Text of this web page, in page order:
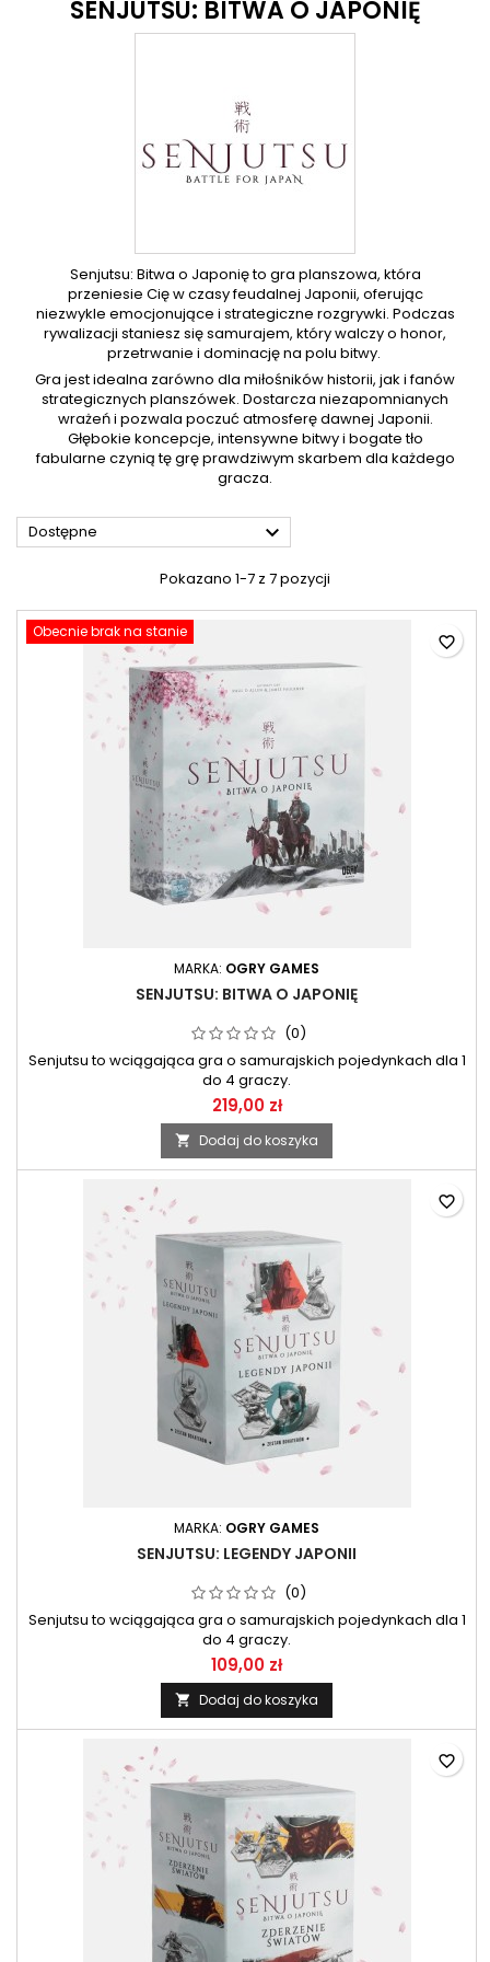
SENJUTSU: BITWA O JAPONIĘ
Senjutsu: Bitwa o Japonię to gra planszowa, która
przeniesie Cię w czasy feudalnej Japonii, oferując
niezwykle emocjonujące i strategiczne rozgrywki. Podczas
rywalizacji staniesz się samurajem, który walczy o honor,
przetrwanie i dominację na polu bitwy.
Gra jest idealna zarówno dla miłośników historii, jak i fanów
strategicznych planszówek. Dostarcza niezapomnianych
wrażeń i pozwala poczuć atmosferę dawnej Japonii.
Głębokie koncepcje, intensywne bitwy i bogate tło
fabularne czynią tę grę prawdziwym skarbem dla każdego
gracza.
Dostępne 
Pokazano 1-7 z 7 pozycji
Obecnie brak na stanie
MARKA: OGRY GAMES
SENJUTSU: BITWA O JAPONIĘ
(0)
Senjutsu to wciągająca gra o samurajskich pojedynkach dla 1
do 4 graczy.
219,00 zł
 Dodaj do koszyka
favorite_border
MARKA: OGRY GAMES
SENJUTSU: LEGENDY JAPONII
(0)
Senjutsu to wciągająca gra o samurajskich pojedynkach dla 1
do 4 graczy.
109,00 zł
 Dodaj do koszyka
favorite_border
favorite_border